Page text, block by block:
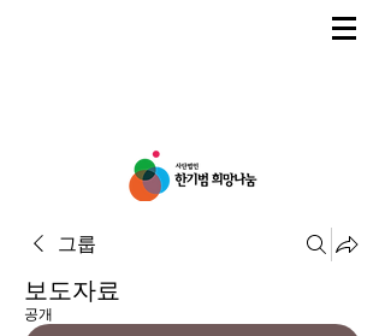
그룹
보도자료
공개